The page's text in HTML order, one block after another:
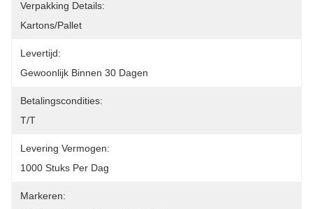
Verpakking Details:
Kartons/Pallet
Levertijd:
Gewoonlijk Binnen 30 Dagen
Betalingscondities:
T/T
Levering Vermogen:
1000 Stuks Per Dag
Markeren: